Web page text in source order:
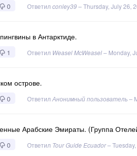
0 Ответил conley39–Thursday, July 26,
в Антарктиде.
1 Ответил Weasel McWeasel– Monday,
острове.
0 Ответил Анонимный пользователь–
Арабские Эмираты. (Группа
0 Ответил Tour Guide Ecuador–